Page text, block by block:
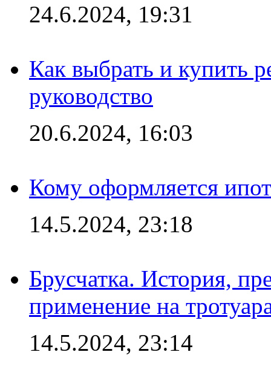
24.6.2024, 19:31
Как выбрать и купить
руководство
20.6.2024, 16:03
Кому оформляется
14.5.2024, 23:18
Брусчатка. История,
применение на
14.5.2024, 23:14